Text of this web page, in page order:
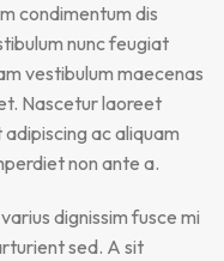
condimentum dis
nunc feugiat
vestibulum maecenas
Nascetur laoreet
ac aliquam
non ante a.
dignissim fusce mi
sed. A sit